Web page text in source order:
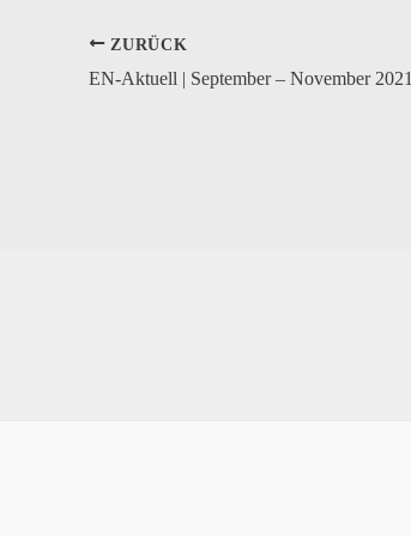
ZURÜCK
EN-Aktuell | September – November 2021